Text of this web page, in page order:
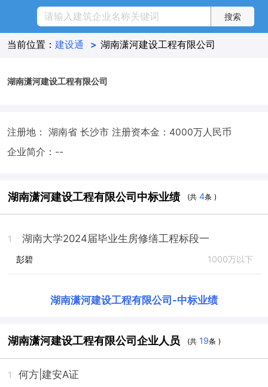
当前位置： 建设通 > 湖南潇河建设工程有限公司
湖南潇河建设工程有限公司
注册地： 湖南省 长沙市 注册资本金：4000万人民币
企业简介：--
湖南潇河建设工程有限公司中标业绩 (共4条 )
1 湖南大学2024届毕业生房修缮工程标段一
彭碧 1000万以下
湖南潇河建设工程有限公司 -中标业绩
湖南潇河建设工程有限公司企业人员 (共 19条 )
1 何方 |建安A证